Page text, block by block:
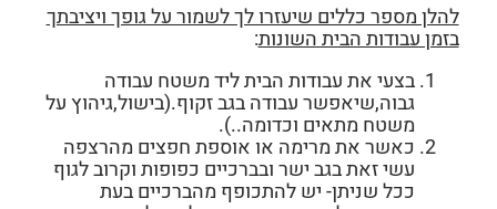
להלן מספר כללים שיעזרו לך לשמור על גופך ויציבתך
בזמן עבודות הבית השונות:
בצעי את עבודות הבית ליד משטח עבודה
גבוה,שיאפשר עבודה בגב זקוף.(בישול,גיהוץ על
משטח מתאים וכדומה..).
כאשר את מרימה או אוספת חפצים מהרצפה
עשי זאת בגב ישר ובברכיים כפופות וקרוב לגוף
ככל שניתן- יש להתכופף מהברכיים בעת